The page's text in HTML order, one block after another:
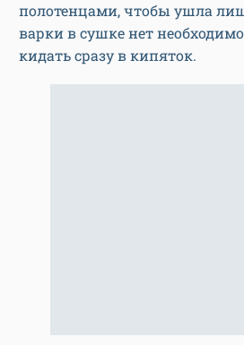
полотенцами, чтобы ушла
варки в сушке нет
кидать сразу в кипяток.